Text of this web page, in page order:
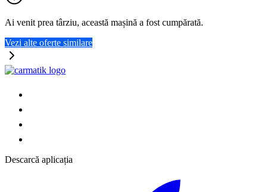
Ai venit prea târziu, această mașină a fost cumpărată.
Vezi alte oferte similare
Descarcă aplicația